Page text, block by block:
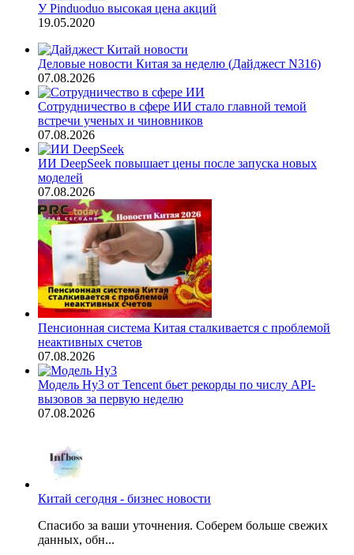
У Pinduoduo высокая цена акций
19.05.2020
Деловые новости Китая за неделю (Дайджест N316)
07.08.2026
Сотрудничество в сфере ИИ стало главной темой
встречи ученых и чиновников
07.08.2026
ИИ DeepSeek повышает цены после запуска новых
моделей
07.08.2026
Пенсионная система Китая сталкивается с проблемой
неактивных счетов
07.08.2026
Модель Hy3 от Tencent бьет рекорды по числу API-
вызовов за первую неделю
07.08.2026
Китай сегодня - бизнес новости
Спасибо за ваши уточнения. Соберем больше свежих
данных, обн...